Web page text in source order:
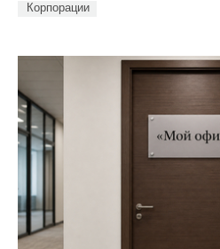
Корпорации